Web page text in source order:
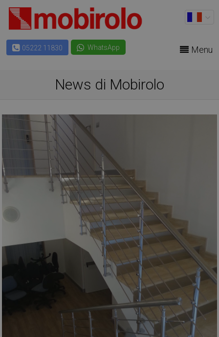
05222 11830 WhatsApp Menu
News di Mobirolo